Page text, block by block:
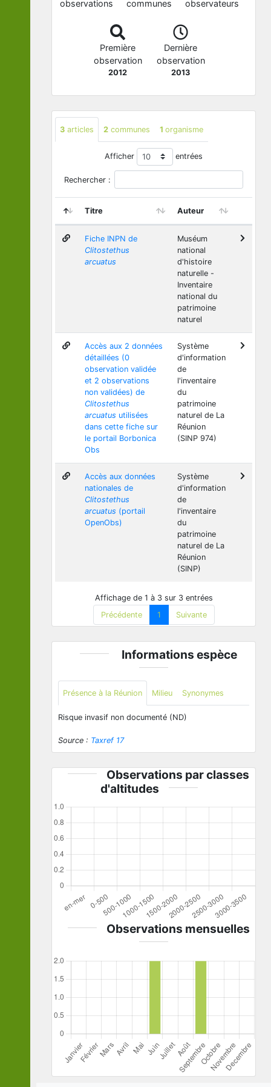
observations communes observateurs
Première
observation
2012
Dernière
observation
2013
3 articles 2 communes 1 organisme
Afficher entrées
Rechercher :
Titre Auteur
Fiche INPN de
Clitostethus
arcuatus
Muséum
national
d'histoire
naturelle -
Inventaire
national du
patrimoine
naturel
Accès aux 2 données
détaillées (0
observation validée
et 2 observations
non validées) de
Clitostethus
arcuatus utilisées
dans cette fiche sur
le portail Borbonica
Obs
Système
d'information
de
l'inventaire
du
patrimoine
naturel de La
Réunion
(SINP 974)
Accès aux données
nationales de
Clitostethus
arcuatus (portail
OpenObs)
Système
d'information
de
l'inventaire
du
patrimoine
naturel de La
Réunion
(SINP)
Affichage de 1 à 3 sur 3 entrées
Précédente
1 Suivante
Informations espèce
Présence à la Réunion Milieu Synonymes
Risque invasif non documenté (ND)
Source : Taxref 17
Observations par classes
d'altitudes
Observations mensuelles